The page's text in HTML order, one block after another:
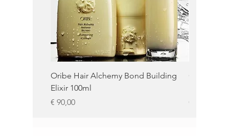
Oribe Hair Alchemy Bond Building
Elixir 100ml
Prijs
€ 90,00
Oribe
Prijs
€ 62,00